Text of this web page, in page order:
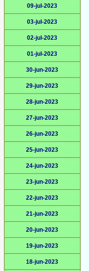
09-jul-2023
03-jul-2023
02-jul-2023
01-jul-2023
30-jun-2023
29-jun-2023
28-jun-2023
27-jun-2023
26-jun-2023
25-jun-2023
24-jun-2023
23-jun-2023
22-jun-2023
21-jun-2023
20-jun-2023
19-jun-2023
18-jun-2023